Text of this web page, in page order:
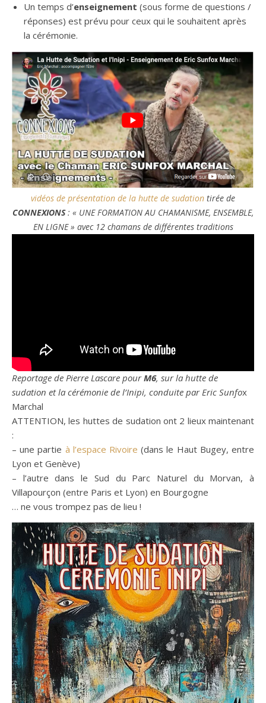
Un temps d’enseignement (sous forme de questions /
réponses) est prévu pour ceux qui le souhaitent après
la cérémonie.
vidéos de présentation de la hutte de sudation tirée de
CONNEXIONS: « UNE FORMATION AU CHAMANISME, ENSEMBLE,
EN LIGNE » avec 12 chamans de différentes traditions
Reportage de Pierre Lascare pourM6, sur la hutte de
sudation et la cérémonie de l’Inipi, conduite par Eric Sunfox
Marchal
ATTENTION, les huttes de sudation ont 2 lieux maintenant
:
– une partie à l’espace Rivoire (dans le Haut Bugey, entre
Lyon et Genève)
– l’autre dans le Sud du Parc Naturel du Morvan, à
Villapourçon (entre Paris et Lyon) en Bourgogne
… ne vous trompez pas de lieu !